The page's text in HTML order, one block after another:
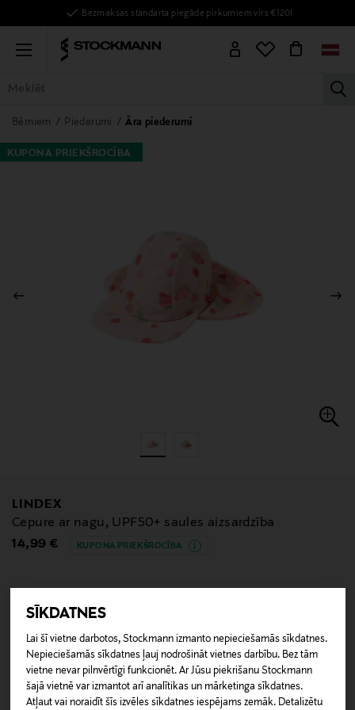
SĪKDATNES
Lai šī vietne darbotos, Stockmann izmanto nepieciešamās sīkdatnes.
Nepieciešamās sīkdatnes ļauj nodrošināt vietnes darbību. Bez tām
vietne nevar pilnvērtīgi funkcionēt. Ar Jūsu piekrišanu Stockmann
šajā vietnē var izmantot arī analītikas un mārketinga sīkdatnes.
Atļaut vai noraidīt šīs izvēles sīkdatnes iespējams zemāk. Detalizētu
Bezmaksas standarta piegāde pirkumiem virs €120!
Menu
VISAS PRECES SIEVIETĒM VĪRIEŠIEM
Bērniem Piederumi Āra piederumi
KUPONA PRIEKŠROCĪBA
LINDEX
Cepure ar nagu, UPF50+ saules aizsardzība
Original Price
14,99 € KUPONA PRIEKŠROCĪBA